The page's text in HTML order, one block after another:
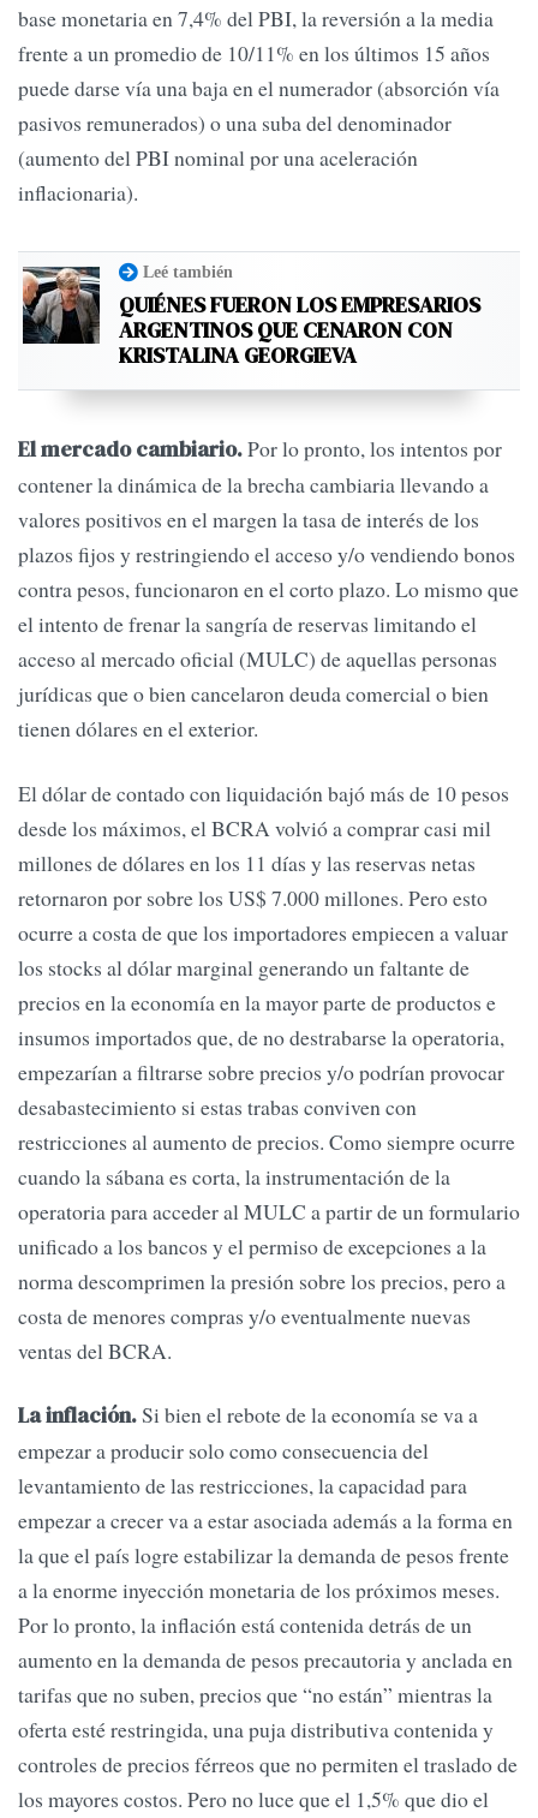
base monetaria en 7,4% del PBI, la reversión a la media
frente a un promedio de 10/11% en los últimos 15 años
puede darse vía una baja en el numerador (absorción vía
pasivos remunerados) o una suba del denominador
(aumento del PBI nominal por una aceleración
inflacionaria).
Leé también
QUIÉNES FUERON LOS EMPRESARIOS
ARGENTINOS QUE CENARON CON
KRISTALINA GEORGIEVA
El mercado cambiario.Por lo pronto, los intentos por
contener la dinámica de la brecha cambiaria llevando a
valores positivos en el margen la tasa de interés de los
plazos fijos y restringiendo el acceso y/o vendiendo bonos
contra pesos, funcionaron en el corto plazo. Lo mismo que
el intento de frenar la sangría de reservas limitando el
acceso al mercado oficial (MULC) de aquellas personas
jurídicas que o bien cancelaron deuda comercial o bien
tienen dólares en el exterior.
El dólar de contado con liquidación bajó más de 10 pesos
desde los máximos, el BCRA volvió a comprar casi mil
millones de dólares en los 11 días y las reservas netas
retornaron por sobre los US$ 7.000 millones. Pero esto
ocurre a costa de que los importadores empiecen a valuar
los stocks al dólar marginal generando un faltante de
precios en la economía en la mayor parte de productos e
insumos importados que, de no destrabarse la operatoria,
empezarían a filtrarse sobre precios y/o podrían provocar
desabastecimiento si estas trabas conviven con
restricciones al aumento de precios. Como siempre ocurre
cuando la sábana es corta, la instrumentación de la
operatoria para acceder al MULC a partir de un formulario
unificado a los bancos y el permiso de excepciones a la
norma descomprimen la presión sobre los precios, pero a
costa de menores compras y/o eventualmente nuevas
ventas del BCRA.
La inflación.Si bien el rebote de la economía se va a
empezar a producir solo como consecuencia del
levantamiento de las restricciones, la capacidad para
empezar a crecer va a estar asociada además a la forma en
la que el país logre estabilizar la demanda de pesos frente
a la enorme inyección monetaria de los próximos meses.
Por lo pronto, la inflación está contenida detrás de un
aumento en la demanda de pesos precautoria y anclada en
tarifas que no suben, precios que “no están” mientras la
oferta esté restringida, una puja distributiva contenida y
controles de precios férreos que no permiten el traslado de
los mayores costos. Pero no luce que el 1,5% que dio el